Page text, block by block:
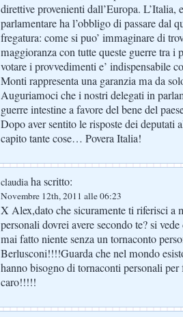
direttive provenienti dall’Europa. L’Italia,
parlamentare ha l’obbligo di passare dal
fregatura: come si puo’ immaginare di
maggioranza con tutte queste guerre tra i
votare i provvedimenti e’ indispensabile
Monti rappresenta una garanzia ma da
Auguriamoci che i nostri delegati in
guerre intestine a favore del bene del
Dopo aver sentito le risposte dei deputati
capito tante cose… Povera Italia!
claudiaha scritto:
Novembre 12th, 2011 alle 06:23
X Alex,dato che sicuramente ti riferisci a
personali dovrei avere secondo te? si
mai fatto niente senza un tornaconto
Berlusconi!!!!Guarda che nel mondo
hanno bisogno di tornaconti personali per
caro!!!!!